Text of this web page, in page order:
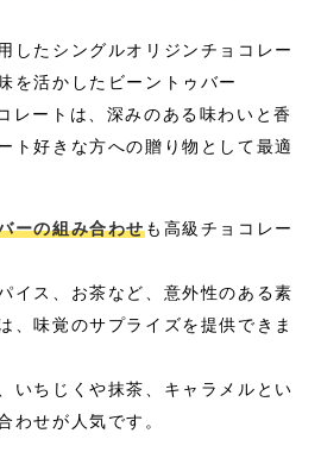
したシングルオリジンチョコレー
を活かしたビーントゥバー
レートは、深みのある味わいと香
ト好きな方への贈り物として最適
ーの組み合わせも高級チョコレー
イス、お茶など、意外性のある素
、味覚のサプライズを提供できま
いちじくや抹茶、キャラメルとい
わせが人気です。